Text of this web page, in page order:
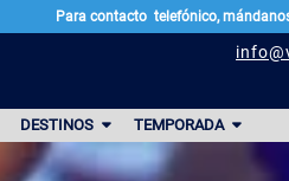
DESTINOS TEMPORADA
Para contacto telefónico,